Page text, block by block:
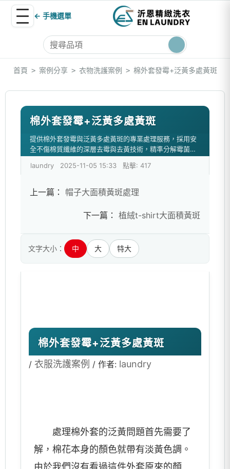
← 手機選單
首頁 > 案例分享 > 衣物洗護案例 > 棉外套發霉+泛黃多處黃斑
棉外套發霉+泛黃多處黃斑
提供棉外套發霉與泛黃多處黃斑的專業處理服務，採用安
全不傷棉質纖維的深層去霉與去黃技術，精準分解霉菌色
外套潔淨完整。
laundry 2025-11-05 15:33 點擊: 417
上一篇： 帽子大面積黃斑處理
下一篇： 植絨t-shirt大面積黃斑
文字大小： 中 大 特大
棉外套發霉+泛黃多處黃斑
/ 衣服洗護案例 / 作者: laundry
處理棉外套的泛黃問題首先需要了
解，棉花本身的顏色就帶有淡黃色調。